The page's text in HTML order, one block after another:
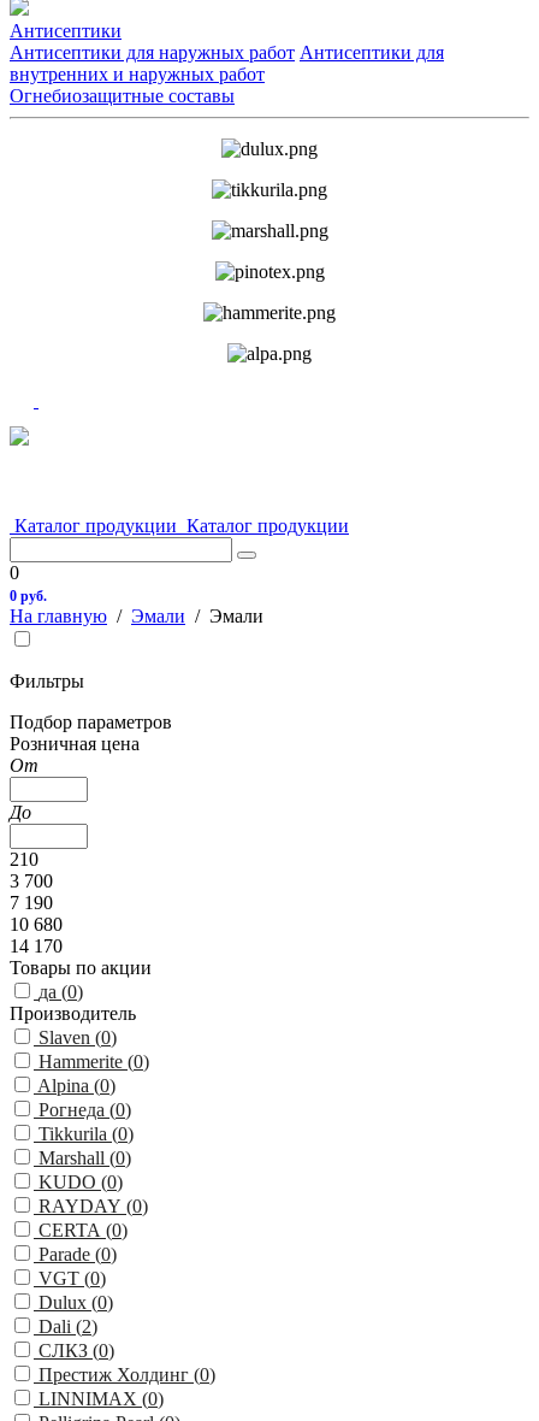
Антисептики
Антисептики для наружных работ Антисептики для
внутренних и наружных работ
Огнебиозащитные составы
Каталог продукции Каталог продукции
0
0 руб.
На главную / Эмали / Эмали
Фильтры
Подбор параметров
Розничная цена
От
До
210
3 700
7 190
10 680
14 170
Товары по акции
да (0)
Производитель
Slaven (0)
Hammerite (0)
Alpina (0)
Рогнеда (0)
Tikkurila (0)
Marshall (0)
KUDO (0)
RAYDAY (0)
CERTA (0)
Parade (0)
VGT (0)
Dulux (0)
Dali (2)
СЛКЗ (0)
Престиж Холдинг (0)
LINNIMAX (0)